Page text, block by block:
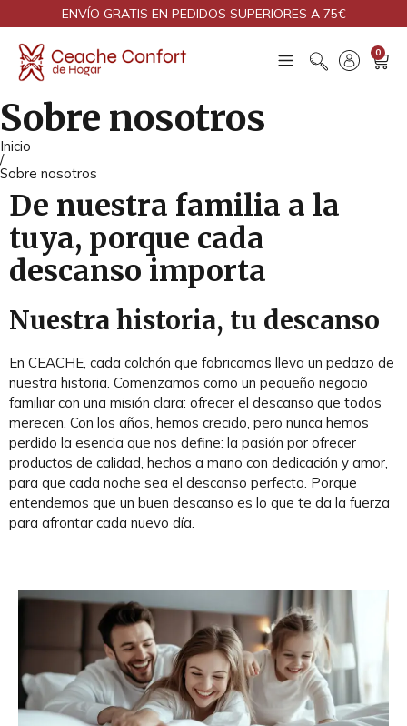
ENVÍO GRATIS EN PEDIDOS SUPERIORES A 75€
0
Sobre nosotros
Inicio
/
Sobre nosotros
De nuestra familia a la
tuya, porque cada
descanso importa
Nuestra historia, tu descanso
En CEACHE, cada colchón que fabricamos lleva un pedazo de
nuestra historia. Comenzamos como un pequeño negocio
familiar con una misión clara: ofrecer el descanso que todos
merecen. Con los años, hemos crecido, pero nunca hemos
perdido la esencia que nos define: la pasión por ofrecer
productos de calidad, hechos a mano con dedicación y amor,
para que cada noche sea el descanso perfecto. Porque
entendemos que un buen descanso es lo que te da la fuerza
para afrontar cada nuevo día.